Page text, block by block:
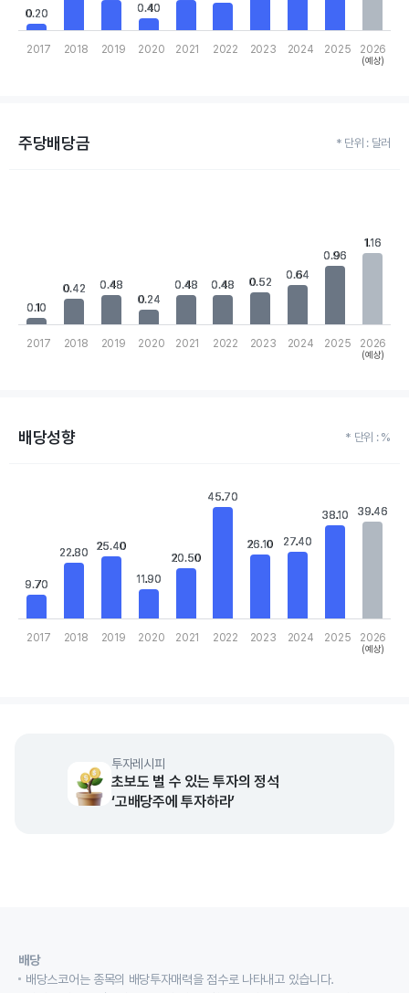
0.20
0.20
0.40
0.40
2017 2018 2019 2020 2021 2022 2023 2024 2025 2026
(예상)
주당배당금 * 단위 : 달러
The chart has 1 Y axis displaying values. Data ranges from 0.1 to
0.10
0.10
0.42
0.42 0.48
0.48
0.24
0.24
0.48
0.48 0.48
0.48 0.52
0.52
0.64
0.64
0.96
0.96
1.16
1.16
2017 2018 2019 2020 2021 2022 2023 2024 2025 2026
(예상)
배당성향 * 단위 : %
The chart has 1 Y axis displaying values. Data ranges from 9.7
9.70
9.70
22.80
22.80 25.40
25.40
11.90
11.90
20.50
20.50
45.70
45.70
26.10
26.10 27.40
27.40
38.10
38.10 39.46
39.46
2017 2018 2019 2020 2021 2022 2023 2024 2025 2026
(예상)
투자레시피
초보도 벌 수 있는 투자의 정석
‘고배당주에 투자하라’
배당
배당스코어는 종목의 배당투자매력을 점수로 나타내고 있습니다.